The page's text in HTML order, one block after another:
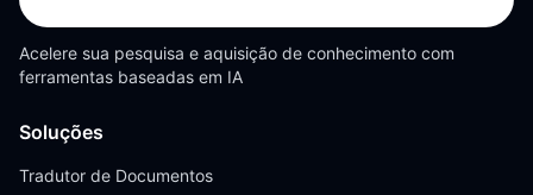
Acelere sua pesquisa e aquisição de conhecimento com
ferramentas baseadas em IA
Soluções
Tradutor de Documentos